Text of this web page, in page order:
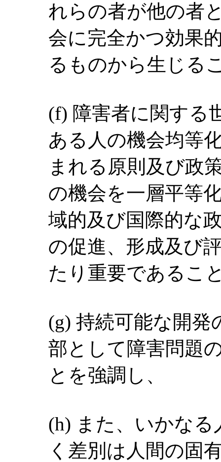
れらの者が他の者
会に完全かつ効果
るものから生じる
(f) 障害者に関する
ある人の機会均等
まれる原則及び政
の機会を一層平等
域的及び国際的な
の促進、形成及び
たり重要であるこ
(g) 持続可能な開発
部として障害問題
とを強調し、
(h) また、いかな
く差別は人間の固